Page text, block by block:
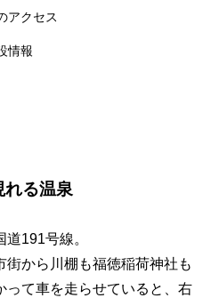
アクセス
情報
れる温泉
191号線。
街から川棚も福徳稲荷神社も
って車を走らせていると、右